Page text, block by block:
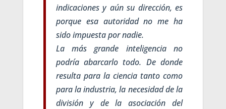
indicaciones y aún su dirección, es
porque esa autoridad no me ha
sido impuesta por nadie.
La más grande inteligencia no
podría abarcarlo todo. De donde
resulta para la ciencia tanto como
para la industria, la necesidad de la
división y de la asociación del